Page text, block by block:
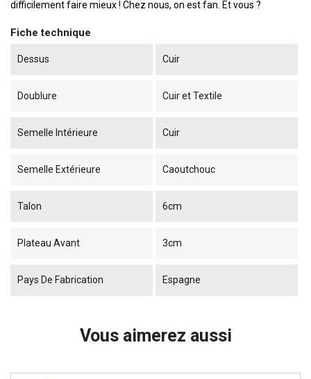
difficilement faire mieux ! Chez nous, on est fan. Et vous ?
Fiche technique
Dessus Cuir
Doublure Cuir et Textile
Semelle Intérieure Cuir
Semelle Extérieure Caoutchouc
Talon 6cm
Plateau Avant 3cm
Pays De Fabrication Espagne
Vous aimerez aussi